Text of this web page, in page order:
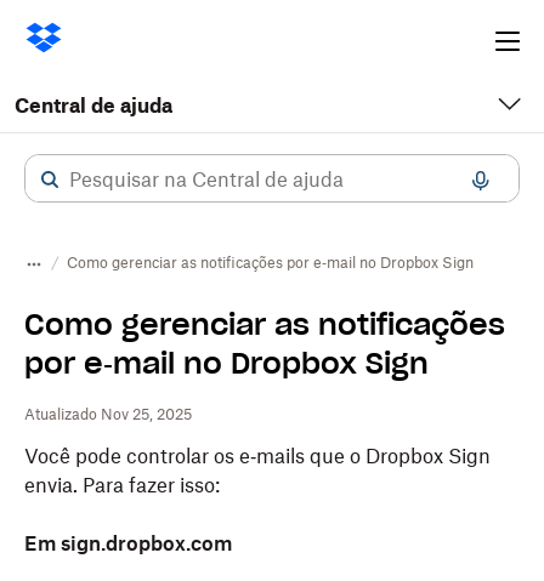
Central de ajuda
Como gerenciar as notificações por e‑mail no Dropbox Sign
Como gerenciar as notificações
por e‑mail no Dropbox Sign
Atualizado Nov 25, 2025
Você pode controlar os e‑mails que o Dropbox Sign
envia. Para fazer isso:
Em sign.dropbox.com